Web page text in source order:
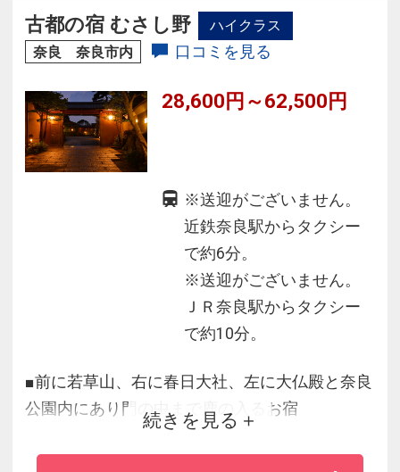
的です。百年のホテルならではの優雅なひとと
きをお楽しみください。
古都の宿 むさし野
ハイクラス
奈良 奈良市内
口コミを見る
28,600円～62,500円
※送迎がございません。
近鉄奈良駅からタクシー
で約6分。
※送迎がございません。
ＪＲ奈良駅からタクシー
で約10分。
■前に若草山、右に春日大社、左に大仏殿と奈良
公園内にあり門の中まで鹿の入るお宿
■料理長自慢のお食事は各お部屋まで一品一品心
をこめてご用意させていてだきます。
続きを見る